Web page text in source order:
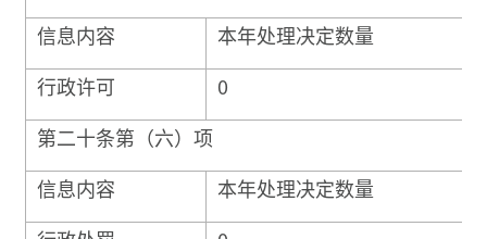
信息内容
本年处理决定数量
行政许可
0
第二十条第（六）项
信息内容
本年处理决定数量